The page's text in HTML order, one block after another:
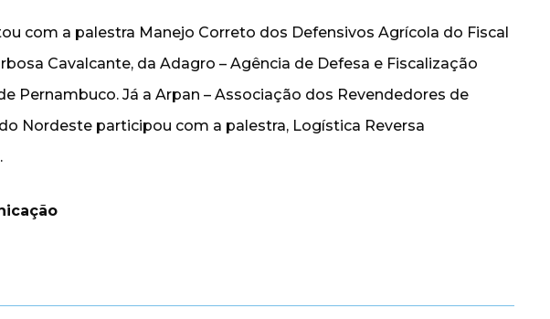
com a palestra Manejo Correto dos Defensivos Agrícola do Fiscal
Cavalcante, da Adagro – Agência de Defesa e Fiscalização
Pernambuco. Já a Arpan – Associação dos Revendedores de
Nordeste participou com a palestra, Logística Reversa